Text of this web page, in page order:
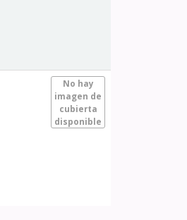
No hay
imagen de
cubierta
disponible